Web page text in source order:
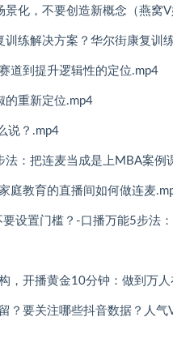
化，不要创造新概念（燕窝
练解决方案？华尔街康复训
道到提升逻辑性的定位.mp4
的重新定位.mp4
说？.mp4
：把连麦当成是上MBA案例
庭教育的直播间如何做连麦
设置门槛？-口播万能5步法
，开播黄金10分钟：做到万
？要关注哪些抖音数据？人